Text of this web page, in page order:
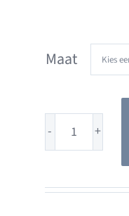
Maat
Sena
wit